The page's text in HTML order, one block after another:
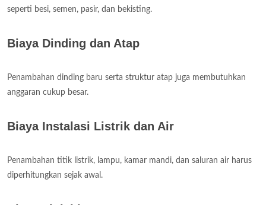
seperti besi, semen, pasir, dan bekisting.
Biaya Dinding dan Atap
Penambahan dinding baru serta struktur atap juga membutuhkan
anggaran cukup besar.
Biaya Instalasi Listrik dan Air
Penambahan titik listrik, lampu, kamar mandi, dan saluran air harus
diperhitungkan sejak awal.